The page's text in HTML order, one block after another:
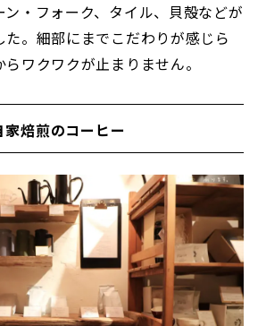
・フォーク、タイル、貝殻などが
。細部にまでこだわりが感じら
ワクワクが止まりません。
家焙煎のコーヒー